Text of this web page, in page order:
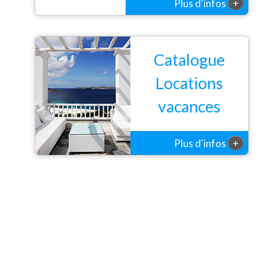
Plus d'infos
Catalogue
Locations
vacances
Plus d'infos +